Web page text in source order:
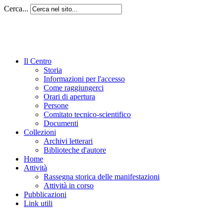
Cerca...
Il Centro
Storia
Informazioni per l'accesso
Come raggiungerci
Orari di apertura
Persone
Comitato tecnico-scientifico
Documenti
Collezioni
Archivi letterari
Biblioteche d'autore
Home
Attività
Rassegna storica delle manifestazioni
Attività in corso
Pubblicazioni
Link utili